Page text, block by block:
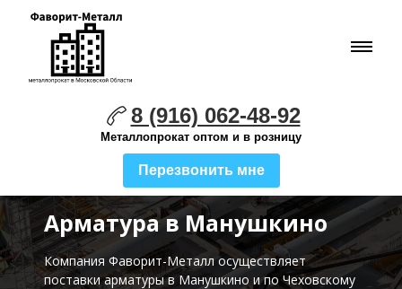
8 (916) 062-48-92
Металлопрокат оптом и в розницу
Перезвонить мне
Арматура в Манушкино
Компания Фаворит-Металл осуществляет
поставкиарматуры в Манушкино и по Чеховскому